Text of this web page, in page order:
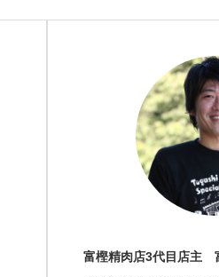
富樫精肉店3代目店主